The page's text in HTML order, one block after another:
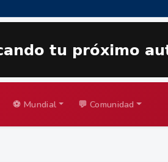
⚽ Mundial 💬 Comunidad